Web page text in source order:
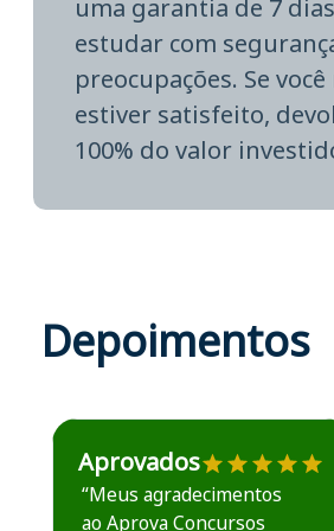
uma garantia de 7
estudar com
preocupações. Se você
estiver satisfeito,
100% do valor
Depoimentos
Estudante José recomenda o
Aprovados
“Meus agradecimentos
ao Aprova Concursos